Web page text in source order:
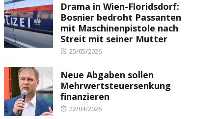
Drama in Wien-Floridsdorf:
Bosnier bedroht Passanten
mit Maschinenpistole nach
Streit mit seiner Mutter
Posted
25/05/2026
Neue Abgaben sollen
Mehrwertsteuersenkung
finanzieren
Posted
22/04/2026